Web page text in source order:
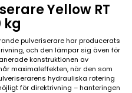
Yellow RT
kg
pulveriserare har producerats
och den lämpar sig även för
konstruktionen av
maximaleffekten, när den som
hydrauliska rotering
för direktrivning – hanteringen